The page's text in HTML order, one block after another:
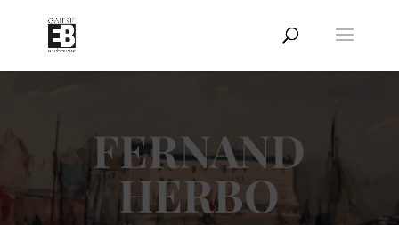
FERNAND
HERBO